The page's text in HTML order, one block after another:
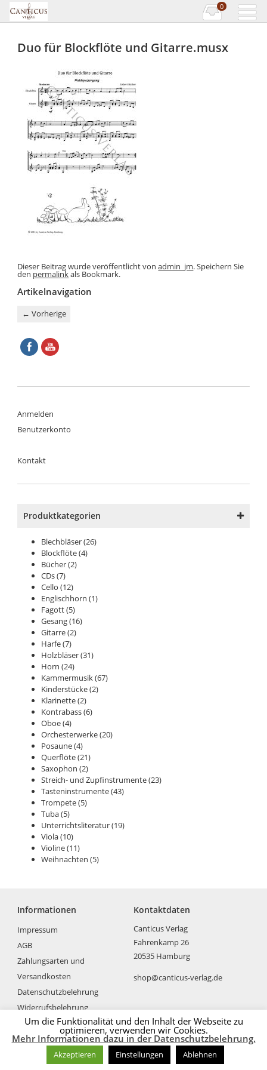
0
Duo für Blockflöte und Gitarre.musx
Dieser Beitrag wurde veröffentlicht vonadmin_jm. Speichern Sie
den permalinkals Bookmark.
Artikelnavigation
← Vorherige
Anmelden
Benutzerkonto
Kontakt
Produktkategorien
Blechbläser(26)
Blockflöte(4)
Bücher(2)
CDs(7)
Cello (12)
Englischhorn (1)
Fagott(5)
Gesang(16)
Gitarre(2)
Harfe(7)
Holzbläser(31)
Horn (24)
Kammermusik(67)
Kinderstücke(2)
Klarinette(2)
Kontrabass(6)
Oboe(4)
Orchesterwerke(20)
Posaune(4)
Querflöte(21)
Saxophon (2)
Streich- und Zupfinstrumente(23)
Tasteninstrumente(43)
Trompete(5)
Tuba(5)
Unterrichtsliteratur(19)
Viola(10)
Violine(11)
Weihnachten (5)
Informationen
Impressum
AGB
Zahlungsarten und
Versandkosten
Datenschutzbelehrung
Widerrufsbelehrung
Kontaktdaten
Canticus Verlag
Fahrenkamp 26
20535 Hamburg
shop@canticus-verlag.de
Um die Funktionalität und den Inhalt der Webseite zu
optimieren, verwenden wir Cookies.
Mehr Informationen dazu in der Datenschutzbelehrung.
Akzeptieren Einstellungen Ablehnen